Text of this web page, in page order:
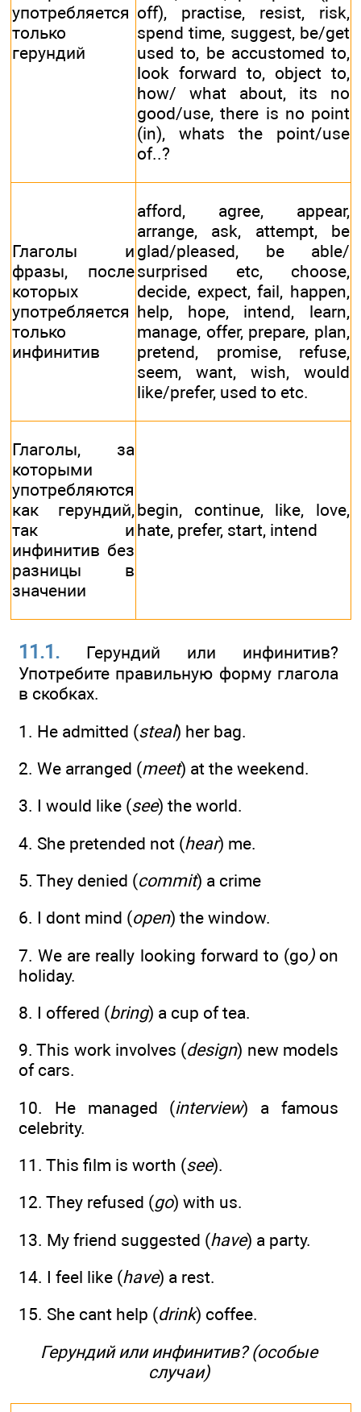
употребляется
только
герундий
off), practise, resist, risk,
spend time, suggest, be/get
used to, be accustomed to,
look forward to, object to,
how/ what about, its no
good/use, there is no point
(in), whats the point/use
of..?
Глаголы и
фразы, после
которых
употребляется
только
инфинитив
afford, agree, appear,
arrange, ask, attempt, be
glad/pleased, be able/
surprised etc, choose,
decide, expect, fail, happen,
help, hope, intend, learn,
manage, offer, prepare, plan,
pretend, promise, refuse,
seem, want, wish, would
like/prefer, used to etc.
Глаголы, за
которыми
употребляются
как герундий,
так и
инфинитив без
разницы в
значении
begin, continue, like, love,
hate, prefer, start, intend
11.1. Герундий или инфинитив?
Употребите правильную форму глагола
в скобках.
1. He admitted (steal) her bag.
2. We arranged (meet) at the weekend.
3. I would like (see) the world.
4. She pretended not (hear) me.
5. They denied (commit) a crime
6. I dont mind (open) the window.
7. We are really looking forward to (go)on
holiday.
8. I offered (bring) a cup of tea.
9. This work involves (design) new models
of cars.
10. He managed (interview) a famous
celebrity.
11. This film is worth (see).
12. They refused (go) with us.
13. My friend suggested (have) a party.
14. I feel like (have) a rest.
15. She cant help (drink) coffee.
Герундий или инфинитив? (особые
случаи)